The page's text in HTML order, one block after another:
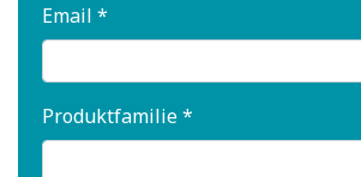
Email *
Produktfamilie *